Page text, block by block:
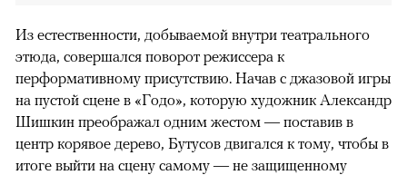
Из естественности, добываемой внутри театрального
этюда, совершался поворот режиссера к
перформативному присутствию. Начав с джазовой игры
на пустой сцене в «Годо», которую художник Александр
Шишкин преображал одним жестом — поставив в
центр корявое дерево, Бутусов двигался к тому, чтобы в
итоге выйти на сцену самому — не защищенному